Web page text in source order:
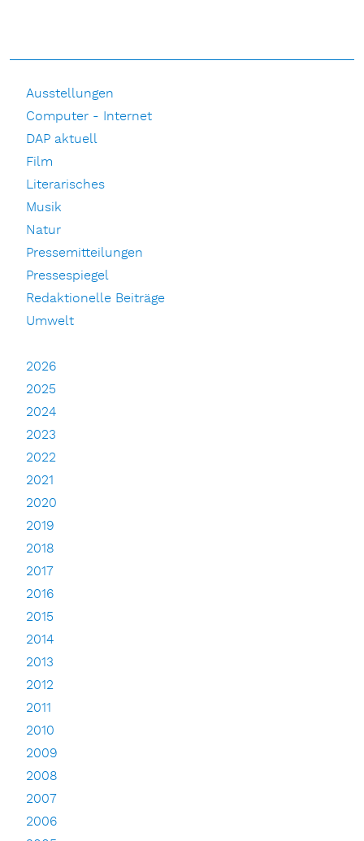
Ausstellungen
Computer - Internet
DAP aktuell
Film
Literarisches
Musik
Natur
Pressemitteilungen
Pressespiegel
Redaktionelle Beiträge
Umwelt
2026
2025
2024
2023
2022
2021
2020
2019
2018
2017
2016
2015
2014
2013
2012
2011
2010
2009
2008
2007
2006